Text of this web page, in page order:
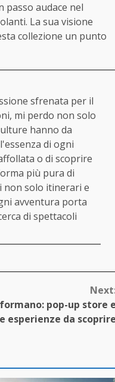
passo audace nel
La sua visione
collezione un punto
sfrenata per il
mi perdo non solo
hanno da
di ogni
o di scoprire
più pura di
non solo itinerari e
avventura porta
di spettacoli
pop-up store
esperienze da